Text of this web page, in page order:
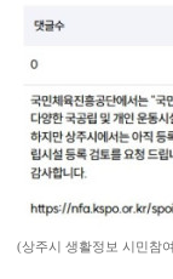
(상주시 생활정보 시민참